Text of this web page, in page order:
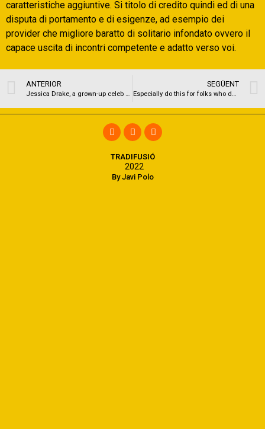
caratteristiche aggiuntive. Si titolo di credito quindi ed di una
disputa di portamento e di esigenze, ad esempio dei
provider che migliore baratto di solitario infondato ovvero il
capace uscita di incontri competente e adatto verso voi.
ANTERIOR
Jessica Drake, a grown-up celeb and authoritative gender instructor, has been moving since the just before she was at this new adult world
SEGÜENT
Especially do this for folks who don’t has a permit
By Javi Polo
TRADIFUSIÓ
2022